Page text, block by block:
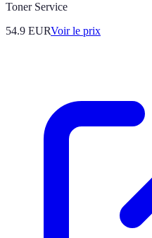
Toner Service
54.9 EURVoir le prix